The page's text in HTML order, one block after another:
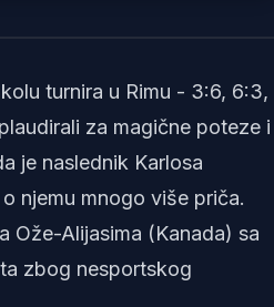
turnira u Rimu - 3:6, 6:3,
za magične poteze i
je naslednik Karlosa
njemu mnogo više priča.
Ože-Alijasima (Kanada) sa
zbog nesportskog